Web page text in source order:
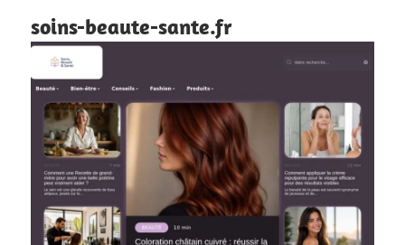
soins-beaute-sante.fr